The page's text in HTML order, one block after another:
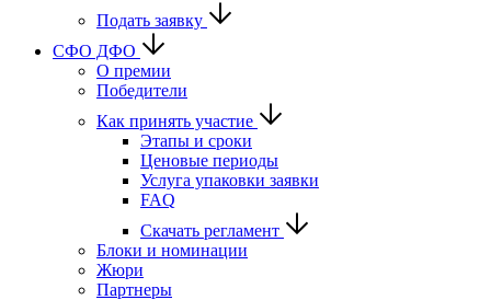
Подать заявку
CФО ДФО
О премии
Победители
Как принять участие
Этапы и сроки
Ценовые периоды
Услуга упаковки заявки
FAQ
Скачать регламент
Блоки и номинации
Жюри
Партнеры